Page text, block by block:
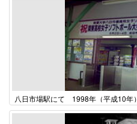
八日市場駅にて 1998年（平成10年）